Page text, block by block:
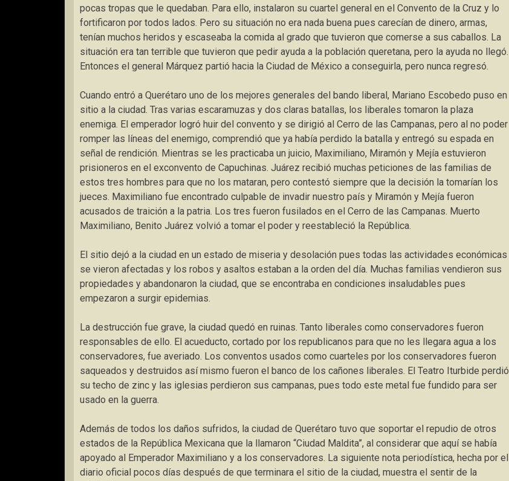
pocas tropas que le quedaban. Para ello, instalaron su cuartel general en el Convento de la Cruz y lo
fortificaron por todos lados. Pero su situación no era nada buena pues carecían de dinero, armas,
tenían muchos heridos y escaseaba la comida al grado que tuvieron que comerse a sus caballos. La
situación era tan terrible que tuvieron que pedir ayuda a la población queretana, pero la ayuda no llegó.
Entonces el general Márquez partió hacia la Ciudad de México a conseguirla, pero nunca regresó.
Cuando entró a Querétaro uno de los mejores generales del bando liberal, Mariano Escobedo puso en
sitio a la ciudad. Tras varias escaramuzas y dos claras batallas, los liberales tomaron la plaza
enemiga. El emperador logró huir del convento y se dirigió al Cerro de las Campanas, pero al no poder
romper las líneas del enemigo, comprendió que ya había perdido la batalla y entregó su espada en
señal de rendición. Mientras se les practicaba un juicio, Maximiliano, Miramón y Mejía estuvieron
prisioneros en el exconvento de Capuchinas. Juárez recibió muchas peticiones de las familias de
estos tres hombres para que no los mataran, pero contestó siempre que la decisión la tomarían los
jueces. Maximiliano fue encontrado culpable de invadir nuestro país y Miramón y Mejía fueron
acusados de traición a la patria. Los tres fueron fusilados en el Cerro de las Campanas. Muerto
Maximiliano, Benito Juárez volvió a tomar el poder y reestableció la República.
El sitio dejó a la ciudad en un estado de miseria y desolación pues todas las actividades económicas
se vieron afectadas y los robos y asaltos estaban a la orden del día. Muchas familias vendieron sus
propiedades y abandonaron la ciudad, que se encontraba en condiciones insaludables pues
empezaron a surgir epidemias.
La destrucción fue grave, la ciudad quedó en ruinas. Tanto liberales como conservadores fueron
responsables de ello. El acueducto, cortado por los republicanos para que no les llegara agua a los
conservadores, fue averiado. Los conventos usados como cuarteles por los conservadores fueron
saqueados y destruidos así mismo fueron el banco de los cañones liberales. El Teatro Iturbide perdió
su techo de zinc y las iglesias perdieron sus campanas, pues todo este metal fue fundido para ser
usado en la guerra.
Además de todos los daños sufridos, la ciudad de Querétaro tuvo que soportar el repudio de otros
estados de la República Mexicana que la llamaron “Ciudad Maldita”, al considerar que aquí se había
apoyado al Emperador Maximiliano y a los conservadores. La siguiente nota periodística, hecha por el
diario oficial pocos días después de que terminara el sitio de la ciudad, muestra el sentir de la